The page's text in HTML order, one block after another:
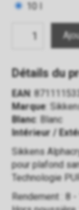
10 l
Détails du
EAN:
Marque:
Blanc: Blanc
Intérieur /
Sikkens
pour plafond
Technologie
Rendement : 8